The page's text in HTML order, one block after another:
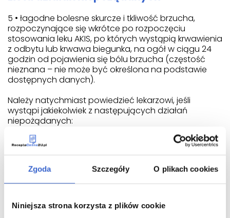
Zgoda Szczegóły O plikach cookies
Niniejsza strona korzysta z plików cookie
5 • łagodne bolesne skurcze i tkliwość brzucha,
rozpoczynające się wkrótce po rozpoczęciu
stosowania leku AKIS, po których wystąpią krwawienia
z odbytu lub krwawa biegunka, na ogół w ciągu 24
godzin od pojawienia się bólu brzucha (częstość
nieznana – nie może być określona na podstawie
dostępnych danych).
Należy natychmiast powiedzieć lekarzowi, jeśli
wystąpi jakiekolwiek z następujących działań
niepożądanych:
ciężkie reakcje alergiczne, w tym: obrzęk twarzy,
ból żołądka, niestrawność, zgaga, oddawanie
gazów, nudności lub wymioty;
np. krew podczas wypróżnień, czarny, smolisty kał